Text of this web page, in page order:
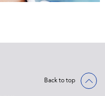
Back to top